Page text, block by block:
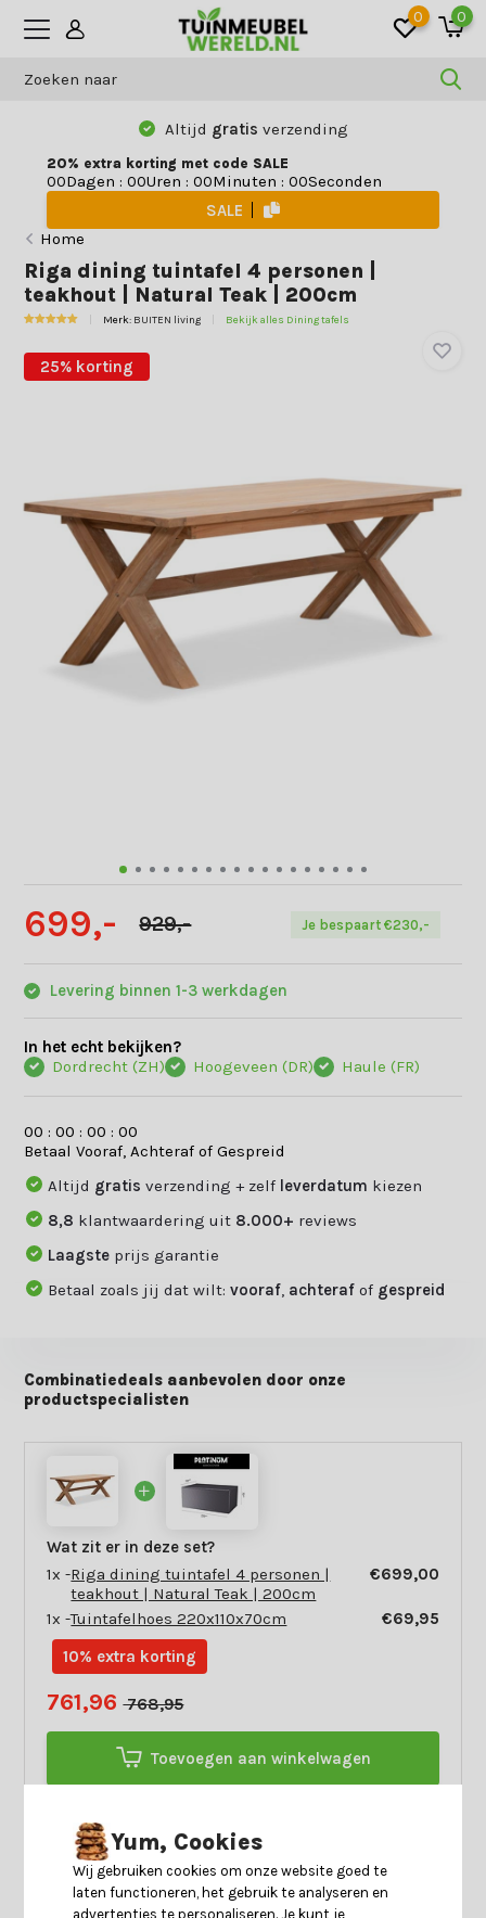
0 0
Altijd gratis verzending
20% extra korting met code SALE
00Dagen : 00Uren : 00Minuten : 00Seconden
SALE
Home
Riga dining tuintafel 4 personen |
teakhout | Natural Teak | 200cm
Merk: BUITEN living Bekijk alles Dining tafels
25% korting
699,- 929,- Je bespaart €230,-
Levering binnen 1-3 werkdagen
In het echt bekijken?
Dordrecht (ZH)
Hoogeveen (DR) Haule (FR)
00 :00 :00 :00
Betaal Vooraf, Achteraf of Gespreid
Altijd gratisverzending + zelf leverdatum kiezen
8,8 klantwaardering uit 8.000+ reviews
Laagste prijs garantie
Betaal zoals jij dat wilt:vooraf achteraf of gespreid
Combinatiedeals aanbevolen door onze
productspecialisten
Wat zit er in deze set?
1x -Riga dining tuintafel 4 personen |
teakhout | Natural Teak | 200cm
€699,00
1x -Tuintafelhoes 220x110x70cm
€69,95
10% extra korting
761,96 768,95
Toevoegen aan winkelwagen
Check of dit product bij jou
Yum, Cookies
Wij gebruiken cookies om onze website goed te
laten functioneren, het gebruik te analyseren en
advertenties te personaliseren. Je kunt je